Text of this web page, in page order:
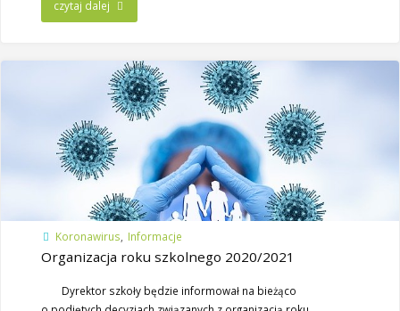
czytaj dalej
Koronawirus Informacje
Organizacja roku szkolnego 2020/2021
Dyrektor szkoły będzie informował na bieżąco